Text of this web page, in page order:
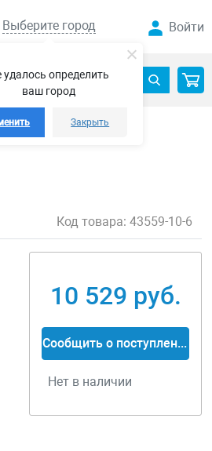
удалось определить
ваш город
Закрыть
Выберите город Войти
Код товара: 43559-10-6
10 529 руб.
Сообщить о поступлении
Нет в наличии